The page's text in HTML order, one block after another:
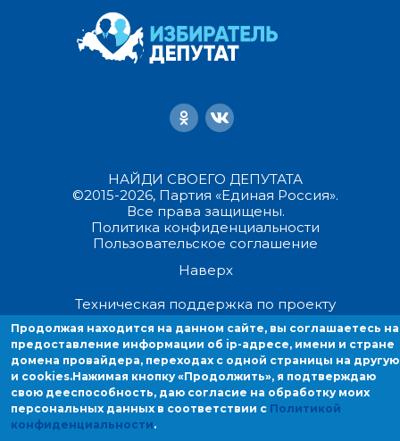
НАЙДИ СВОЕГО ДЕПУТАТА
©2015-2026, Партия «Единая Россия».
Все права защищены.
Политика конфиденциальности
Пользовательское соглашение
Наверх
Техническая поддержка по проекту
Продолжая находиться на данном сайте, вы соглашаетесь на
предоставление информации об ip-адресе, имени и стране домена
провайдера, переходах с одной страницы на другую и cookies.
Продолжая находится на данном сайте, вы соглашаетесь на
предоставление информации об ip-адресе, имени и стране
домена провайдера, переходах с одной страницы на другую
и cookies.Нажимая кнопку «Продолжить», я подтверждаю
свою дееспособность, даю согласие на обработку моих
персональных данных в соответствии с Политикой
конфиденциальности.